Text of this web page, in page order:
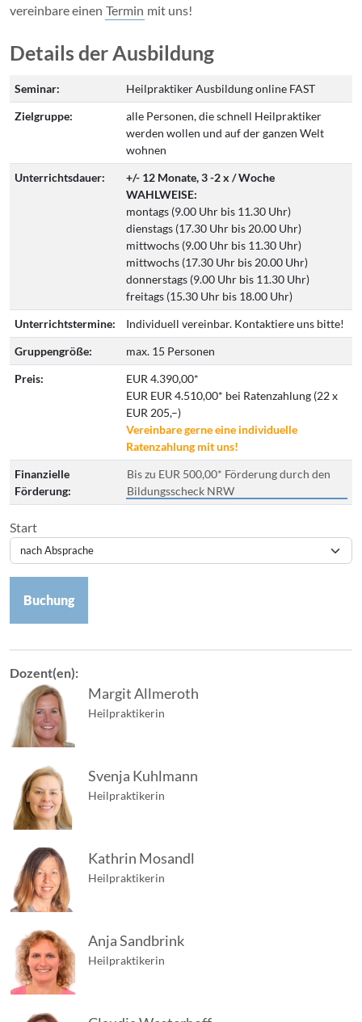
Dozent(en):
Margit Allmeroth
Heilpraktikerin
Svenja Kuhlmann
Heilpraktikerin
Kathrin Mosandl
Heilpraktikerin
Anja Sandbrink
Heilpraktikerin
vereinbare einen Termin mit uns!
Details der Ausbildung
Seminar:
Heilpraktiker Ausbildung online FAST
Zielgruppe:
alle Personen, die schnell Heilpraktiker
werden wollen und auf der ganzen Welt
wohnen
Unterrichtsdauer:
+/- 12 Monate, 3 -2 x / Woche
WAHLWEISE:
montags (9.00 Uhr bis 11.30 Uhr)
dienstags (17.30 Uhr bis 20.00 Uhr)
mittwochs (9.00 Uhr bis 11.30 Uhr)
mittwochs (17.30 Uhr bis 20.00 Uhr)
donnerstags (9.00 Uhr bis 11.30 Uhr)
freitags (15.30 Uhr bis 18.00 Uhr)
Unterrichtstermine:
Individuell vereinbar. Kontaktiere uns bitte!
Gruppengröße:
max. 15 Personen
Preis:
EUR 4.390,00*
EUR EUR 4.510,00* bei Ratenzahlung (22 x
EUR 205,–)
Vereinbare gerne eine individuelle
Ratenzahlung mit uns!
Finanzielle
Förderung:
Bis zu EUR 500,00* Förderung durch den
Bildungsscheck NRW
Start
Buchung